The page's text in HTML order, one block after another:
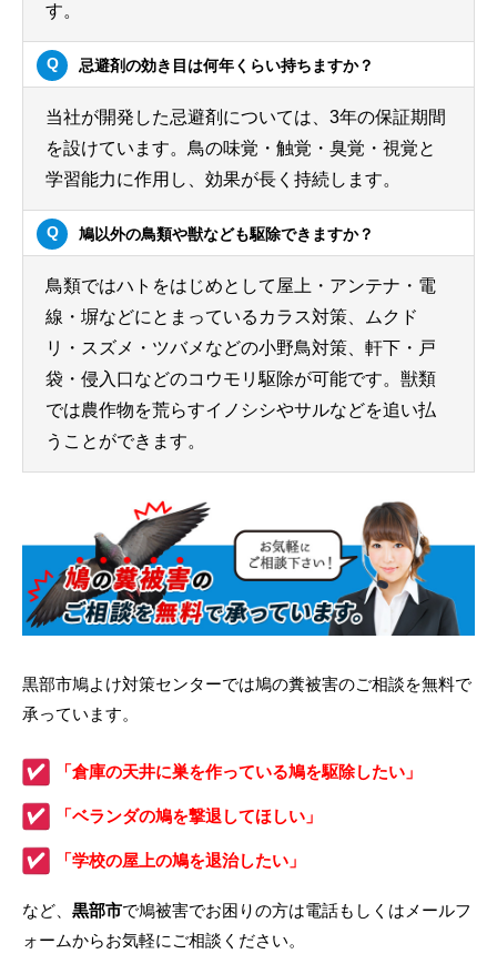
す。
忌避剤の効き目は何年くらい持ちますか？
当社が開発した忌避剤については、3年の保証期間
を設けています。鳥の味覚・触覚・臭覚・視覚と
学習能力に作用し、効果が長く持続します。
鳩以外の鳥類や獣なども駆除できますか？
鳥類ではハトをはじめとして屋上・アンテナ・電
線・塀などにとまっているカラス対策、ムクド
リ・スズメ・ツバメなどの小野鳥対策、軒下・戸
袋・侵入口などのコウモリ駆除が可能です。獣類
では農作物を荒らすイノシシやサルなどを追い払
うことができます。
黒部市鳩よけ対策センターでは鳩の糞被害のご相談を無料で
承っています。
「倉庫の天井に巣を作っている鳩を駆除したい」
「ベランダの鳩を撃退してほしい」
「学校の屋上の鳩を退治したい」
など、 黒部市で鳩被害でお困りの方は電話もしくはメールフ
ォームからお気軽にご相談ください。